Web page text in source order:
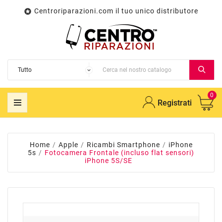
 Centroriparazioni.com il tuo unico distributore
Registrati
0
Home Apple Ricambi Smartphone
iPhone
5s
Fotocamera Frontale (incluso flat sensori)
iPhone 5S/SE